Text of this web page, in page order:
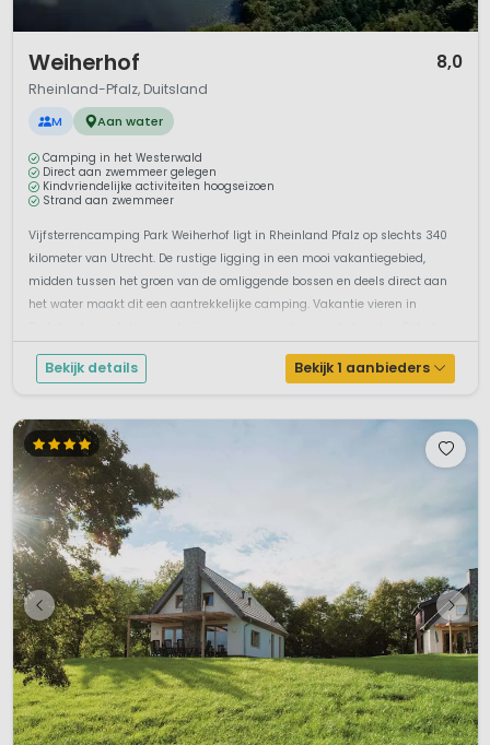
Weiherhof 8,0
Rheinland-Pfalz, Duitsland
M Aan water
Camping in het Westerwald
Direct aan zwemmeer gelegen
Kindvriendelijke activiteiten hoogseizoen
Strand aan zwemmeer
Vijfsterrencamping Park Weiherhof ligt in Rheinland Pfalz op slechts 340
kilometer van Utrecht. De rustige ligging in een mooi vakantiegebied,
midden tussen het groen van de omliggende bossen en deels direct aan
het water maakt dit een aantrekkelijke camping. Vakantie vieren in
Bekijk details Bekijk 1 aanbieders